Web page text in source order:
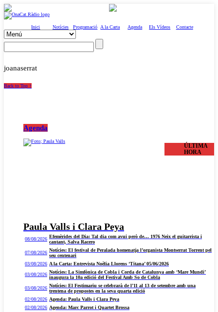
Inici Notícies Programació A la Carta Agenda Els Vídeos Contacte
joanaserrat
Back to Top ↑
Agenda
Paula Valls i Clara Peya
ÚLTIMA
HORA
08/08/2026 Efemèrides del Dia: Tal dia com avui però de… 1976 Neix el guitarrista i
cantant, Salva Racero
07/08/2026 Notícies: El festival de Peralada homenatja l’organista Montserrat Torrent pel
seu centenari
03/08/2026 A la Carta: Entrevista Noèlia Llorens ‘Titana’ 05/06/2026
03/08/2026 Notícies: La Simfònica de Cobla i Corda de Catalunya amb ‘Mare Mundi’
inaugura la 10a edició del Festival Amb So de Cobla
03/08/2026 Notícies: El Festimariu se celebrarà de l’11 al 13 de setembre amb una
trentena de propostes en la seva quarta edició
02/08/2026 Agenda: Paula Valls i Clara Peya
02/08/2026 Agenda: Marc Parrot i Quartet Brossa